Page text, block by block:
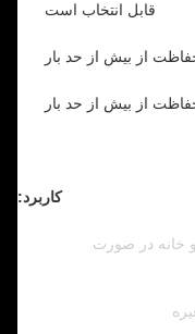
قابل انتخاب است
از بیش از حد بار
از بیش از حد بار
کاربرد:
و خانه در صورت